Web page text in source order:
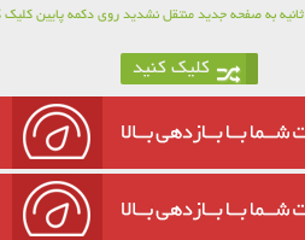
ثانیه به صفحه جدید منتقل نشدید روی دکمه پایین کلیک
کلیک کنید